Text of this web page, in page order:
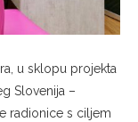
u sklopu projekta
Slovenija –
radionice s ciljem